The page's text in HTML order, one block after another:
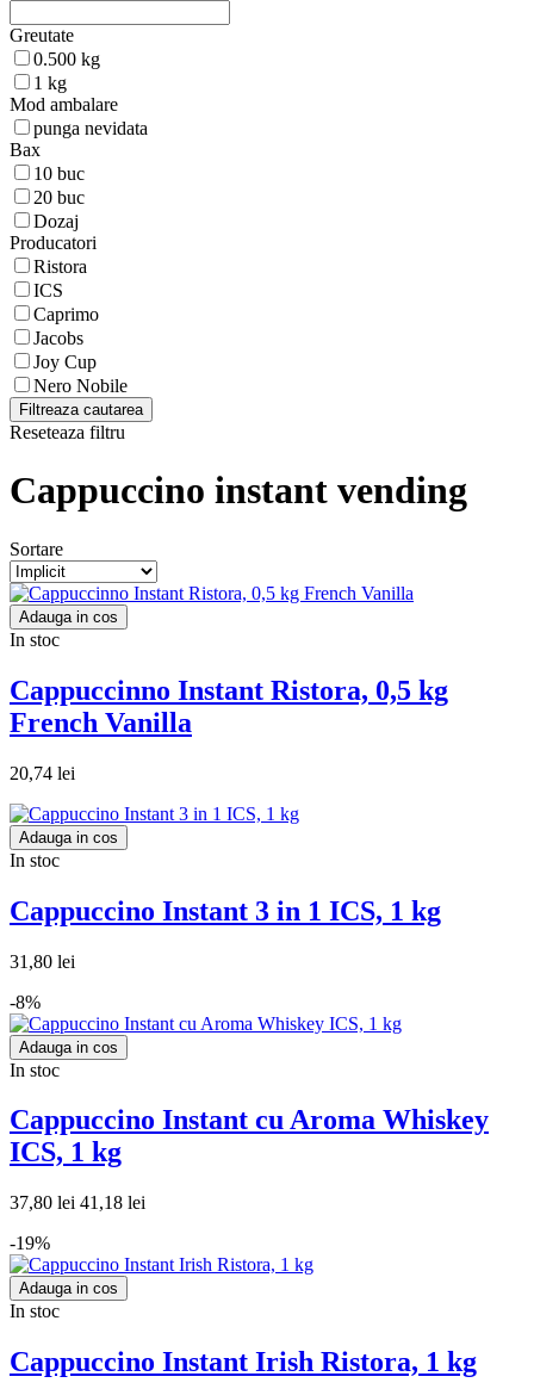
Greutate
0.500 kg
1 kg
Mod ambalare
punga nevidata
Bax
10 buc
20 buc
Dozaj
Producatori
Ristora
ICS
Caprimo
Jacobs
Joy Cup
Nero Nobile
Filtreaza cautarea
Reseteaza filtru
Cappuccino instant vending
Sortare
Adauga in cos
In stoc
Cappuccinno Instant Ristora, 0,5 kg
French Vanilla
20,74 lei
Adauga in cos
In stoc
Cappuccino Instant 3 in 1 ICS, 1 kg
31,80 lei
-8%
Adauga in cos
In stoc
Cappuccino Instant cu Aroma Whiskey
ICS, 1 kg
37,80 lei 41,18 lei
-19%
Adauga in cos
In stoc
Cappuccino Instant Irish Ristora, 1 kg